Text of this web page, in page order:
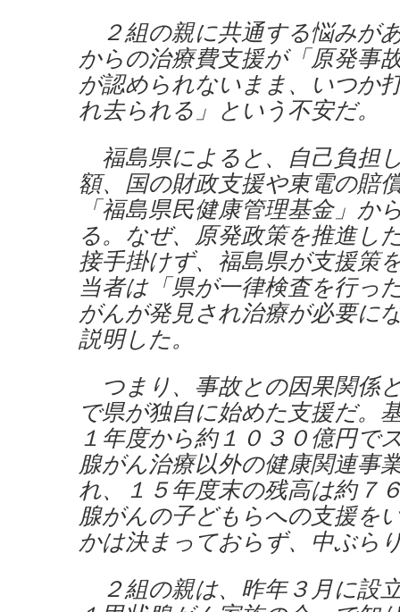
２組の親に共通する悩みが
からの治療費支援が「原発事
が認められないまま、いつか
れ去られる」という不安だ。
福島県によると、自己負担
額、国の財政支援や東電の賠
「福島県民健康管理基金」か
る。なぜ、原発政策を推進し
接手掛けず、福島県が支援策
当者は「県が一律検査を行っ
がんが発見され治療が必要に
説明した。
つまり、事故との因果関係
で県が独自に始めた支援だ。
１年度から約１０３０億円で
腺がん治療以外の健康関連事
れ、１５年度末の残高は約７
腺がんの子どもらへの支援を
かは決まっておらず、中ぶら
２組の親は、昨年３月に設